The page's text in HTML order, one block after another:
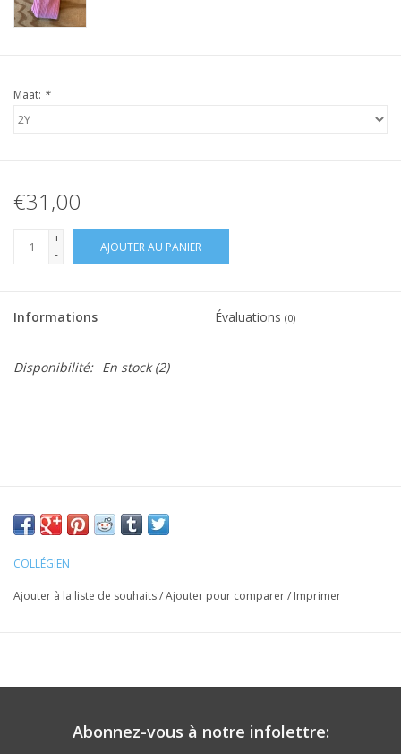
Maat: *
€31,00
+
-
AJOUTER AU PANIER
Informations Évaluations (0)
Disponibilité: En stock(2)
COLLÉGIEN
Ajouter à la liste de souhaits/Ajouter pour comparer/ Imprimer
Abonnez-vous à notre infolettre: